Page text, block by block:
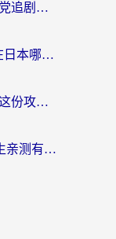
优酷缓存视频国外能看吗？海外党追剧看片的终极解决方案来了
国外如何看优酷限制？别再搜“在日本哪个软件可以看中国电视剧”，这篇教你搞定
海外如何看映客直播回放视频？这份攻略帮你搞定（附腾讯优酷观看技巧）
海外可以看cctv的网站吗？留学生亲测有效的回国追剧方案